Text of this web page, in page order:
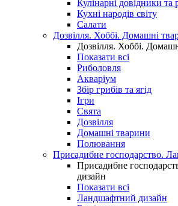
Кулінарні довідники та
Кухні народів світу
Салати
Дозвілля. Хоббі. Домашні
Дозвілля. Хоббі.
Показати всі
Риболовля
Акваріум
Збір грибів та ягід
Ігри
Свята
Дозвілля
Домашні тварини
Полювання
Присадибне господарство.
Присадибне
дизайн
Показати всі
Ландшафтний дизайн